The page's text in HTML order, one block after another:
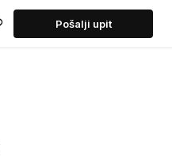
Pošalji upit